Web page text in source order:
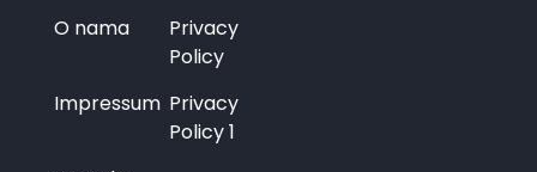
O nama
Privacy
Policy
Impressum Privacy
Policy 1